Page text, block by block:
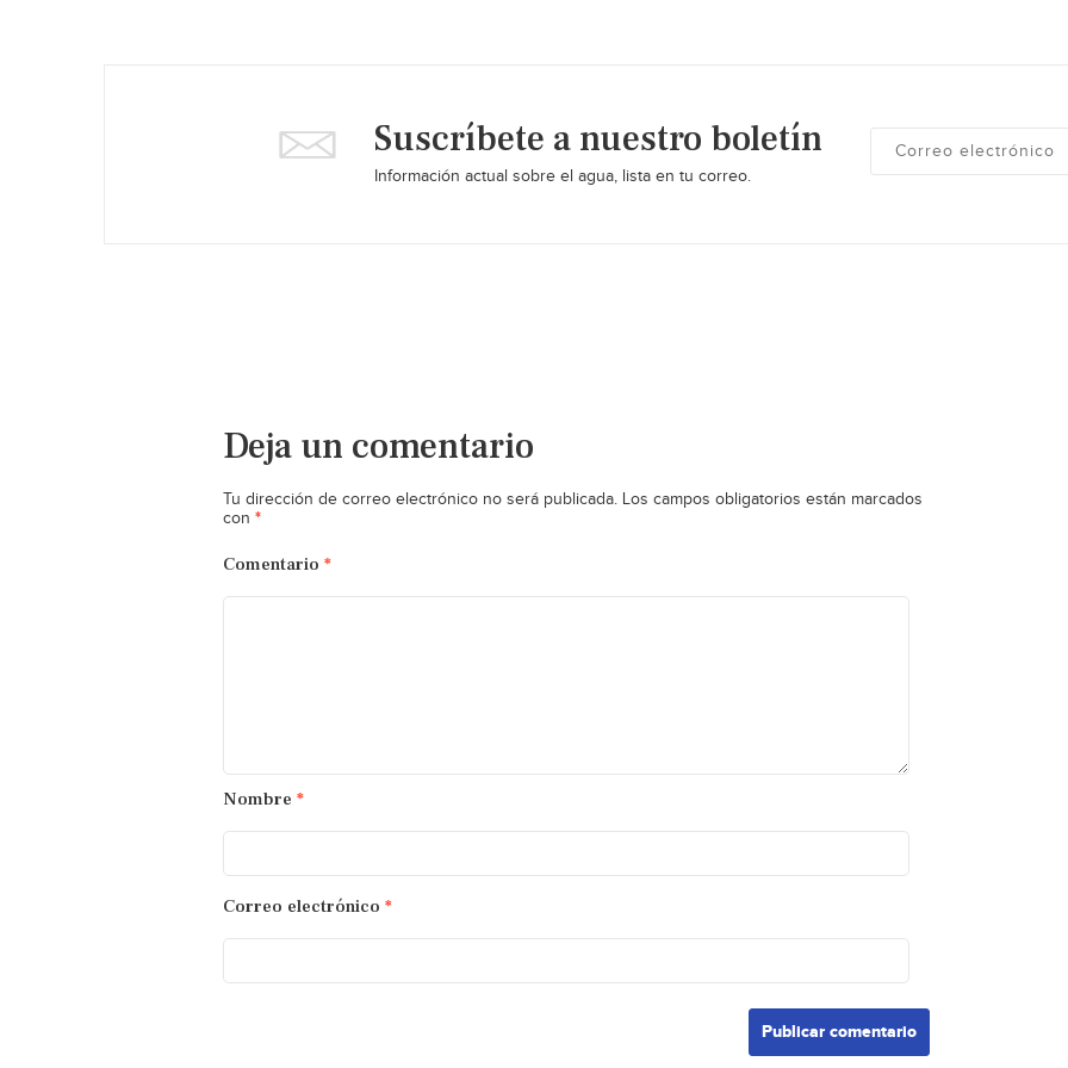
Suscríbete a nuestro boletín
Información actual sobre el agua, lista en tu correo.
Deja un comentario
Tu dirección de correo electrónico no será publicada. Los campos obligatorios están marcados
con *
Comentario *
Nombre *
Correo electrónico *